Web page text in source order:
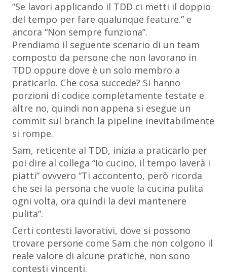
“Se lavori applicando il TDD ci metti il doppio
del tempo per fare qualunque feature.” e
ancora “Non sempre funziona”.
Prendiamo il seguente scenario di un team
composto da persone che non lavorano in
TDD oppure dove è un solo membro a
praticarlo. Che cosa succede? Si hanno
porzioni di codice completamente testate e
altre no, quindi non appena si esegue un
commit sul branch la pipeline inevitabilmente
si rompe.
Sam, reticente al TDD, inizia a praticarlo per
poi dire al collega “Io cucino, il tempo laverà i
piatti” ovvvero “Ti accontento, però ricorda
che sei la persona che vuole la cucina pulita
ogni volta, ora quindi la devi mantenere
pulita“.
Certi contesti lavorativi, dove si possono
trovare persone come Sam che non colgono il
reale valore di alcune pratiche, non sono
contesti vincenti.